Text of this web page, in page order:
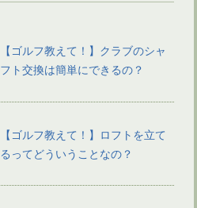
【ゴルフ教えて！】クラブのシャ
フト交換は簡単にできるの？
【ゴルフ教えて！】ロフトを立て
るってどういうことなの？